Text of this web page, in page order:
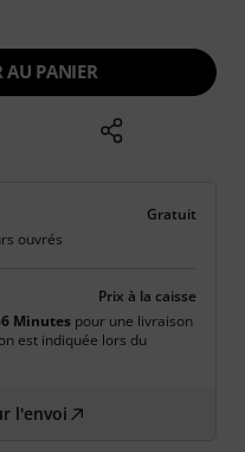
AU PANIER
Gratuit
ouvrés
Prix à la caisse
Minutes pour une livraison
est indiquée lors du
l'envoi